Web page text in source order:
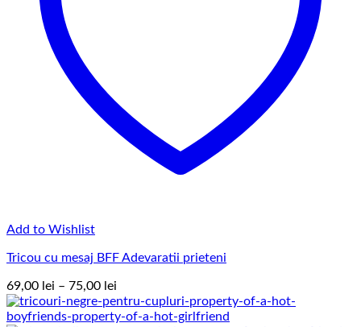
Add to Wishlist
Tricou cu mesaj BFF Adevaratii prieteni
69,00 lei – 75,00 lei
de
prețuri: